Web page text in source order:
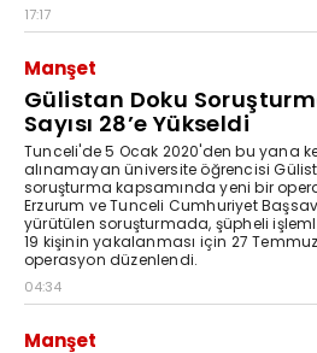
17:17
Manşet
Gülistan Doku
Sayısı 28’e Yükseldi
Tunceli'de 5 Ocak 2020'den bu yana
alınamayan üniversite öğrencisi
soruşturma kapsamında yeni bir
Erzurum ve Tunceli Cumhuriyet
yürütülen soruşturmada, şüpheli
19 kişinin yakalanması için 27
operasyon düzenlendi.
04:34
Manşet